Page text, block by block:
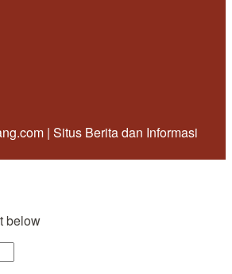
| Situs Berita dan Informasi
below